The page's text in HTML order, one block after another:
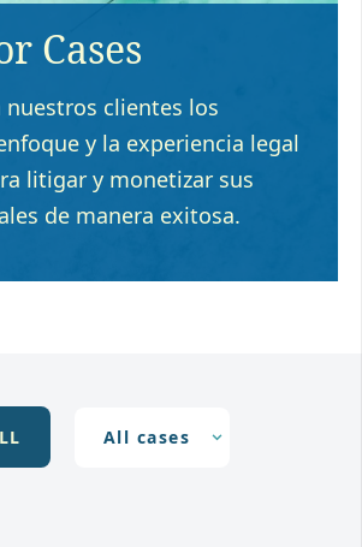
Cases
nuestros clientes los
y la experiencia legal
litigar y monetizar sus
de manera exitosa.